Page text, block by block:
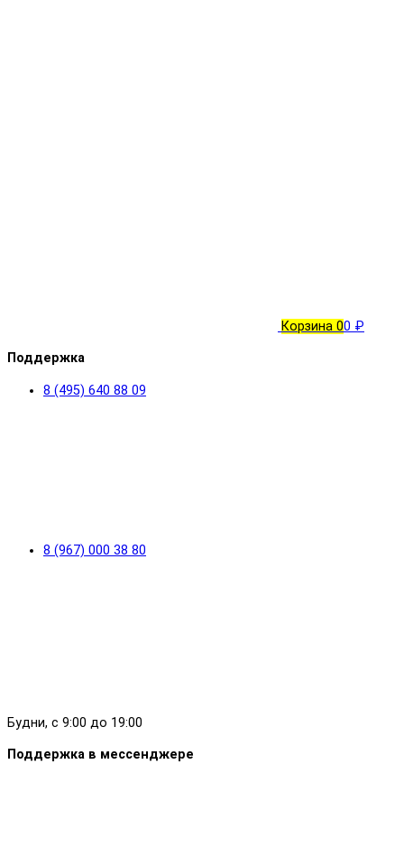
Корзина 00 ₽
Поддержка
8 (495) 640 88 09
8 (967) 000 38 80
Будни, с 9:00 до 19:00
Поддержка в мессенджере